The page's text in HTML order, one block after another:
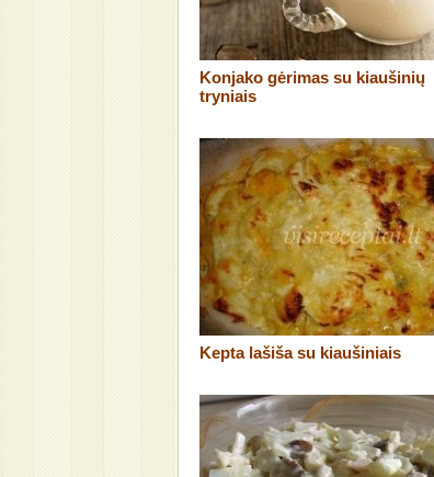
Konjako gėrimas su kiaušinių
tryniais
Kepta lašiša su kiaušiniais